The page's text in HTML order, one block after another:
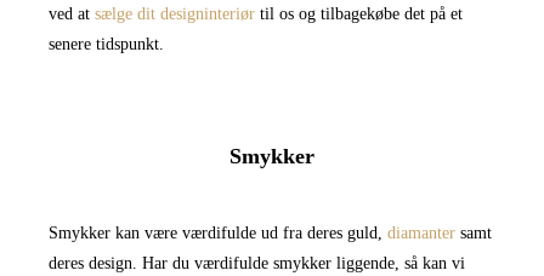
ved at sælge dit designinteriør til os og tilbagekøbe det på et
senere tidspunkt.
Smykker
Smykker kan være værdifulde ud fra deres guld, diamanter samt
deres design. Har du værdifulde smykker liggende, så kan vi